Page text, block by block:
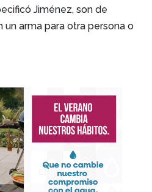
Jiménez, son de
arma para otra persona o